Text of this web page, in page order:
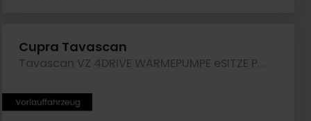
Cupra Tavascan
Tavascan VZ 4DRIVE WÄRMEPUMPE eSITZE PANO LM21